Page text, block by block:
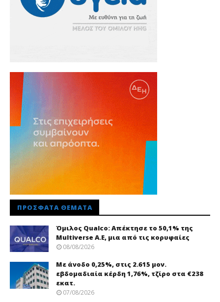
ΠΡΌΣΦΑΤΑ ΘΈΜΑΤΑ
Όμιλος Qualco: Απέκτησε το 50,1% της
Multiverse A.E, μια από τις κορυφαίες
08/08/2026
Με άνοδο 0,25%, στις 2.615 μον.
εβδομαδιαία κέρδη 1,76%, τζίρο στα €238
εκατ.
07/08/2026